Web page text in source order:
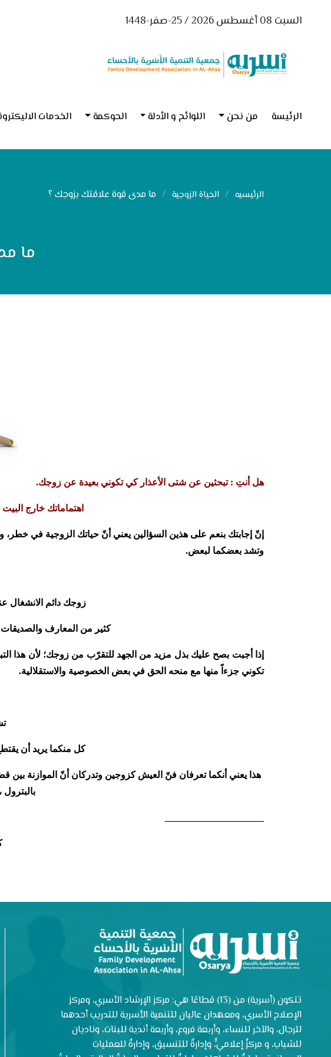
السبت 08 أغسطس 2026 / 25-صفر-1448
الرئيسة من نحن اللوائح و الأدلة الحوكمة الخدمات
الرئيسيه الحياة الزوجية ما مدى قوة علاقتك بزوجك ؟
ما
هل أنتِ : تبحثين عن شتى الأعذار كي تكوني بعيدة عن زوجك.
اهتماماتك خارج
إنّ إجابتك بنعم على هذين السؤالين يعني أنّ حياتك الزوجية في
وتشد بعضكما لبعض.
زوجك دائم الانشغال
كثير من المعارف
إذا أجبت بصح عليك بذل مزيد من الجهد للتقرّب من زوجك؛ لأن هذا
تكوني جزءاً منها مع منحه الحق في بعض الخصوصية والاستقلالية.
كل منكما يريد أن
هذا يعني أنكما تعرفان فنّ العيش كزوجين وتدركان أنّ الموازنة بين
تتكون (أسرية) من (13) قطاعًا هي: مركز الإرشاد الأسري، ومركز
الإصلاح الأسري، ومعهدان عاليان للتنمية الأسرية للتدريب أحدهما
للرجال، والآخر للنساء، وأربعة فروع، وأربعة أندية للبنات، وناديان
للشباب، و مركزٌ إعلاميٌّ، وإدارةٌ للتنسيق، وإدارةٌ للعمليات